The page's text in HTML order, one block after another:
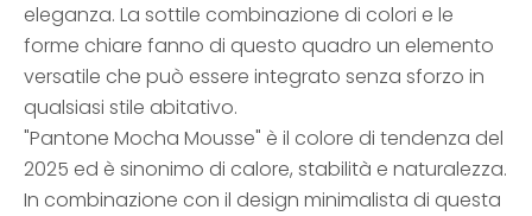
eleganza. La sottile combinazione di colori e le
forme chiare fanno di questo quadro un elemento
versatile che può essere integrato senza sforzo in
qualsiasi stile abitativo.
"Pantone Mocha Mousse" è il colore di tendenza del
2025 ed è sinonimo di calore, stabilità e naturalezza.
In combinazione con il design minimalista di questa